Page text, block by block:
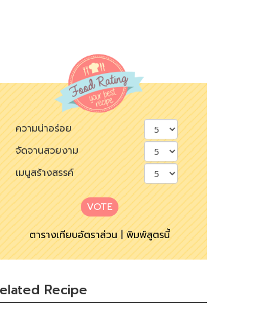
ความน่าอร่อย
จัดจานสวยงาม
เมนูสร้างสรรค์
VOTE
ตารางเทียบอัตราส่วน|พิมพ์สูตรนี้
Recipe